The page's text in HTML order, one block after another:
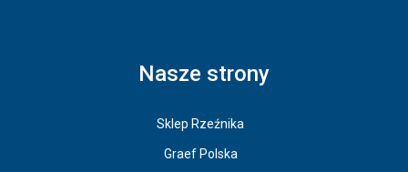
Nasze strony
Sklep Rzeźnika
Graef Polska